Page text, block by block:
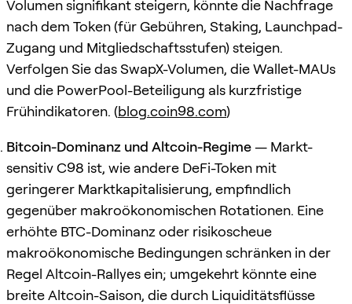
Volumen signifikant steigern, könnte die Nachfrage
nach dem Token (für Gebühren, Staking, Launchpad-
Zugang und Mitgliedschaftsstufen) steigen.
Verfolgen Sie das SwapX-Volumen, die Wallet-MAUs
und die PowerPool-Beteiligung als kurzfristige
Frühindikatoren. (blog.coin98.com)
Bitcoin-Dominanz und Altcoin-Regime— Markt-
sensitiv C98 ist, wie andere DeFi-Token mit
geringerer Marktkapitalisierung, empfindlich
gegenüber makroökonomischen Rotationen. Eine
erhöhte BTC-Dominanz oder risikoscheue
makroökonomische Bedingungen schränken in der
Regel Altcoin-Rallyes ein; umgekehrt könnte eine
breite Altcoin-Saison, die durch Liquiditätsflüsse